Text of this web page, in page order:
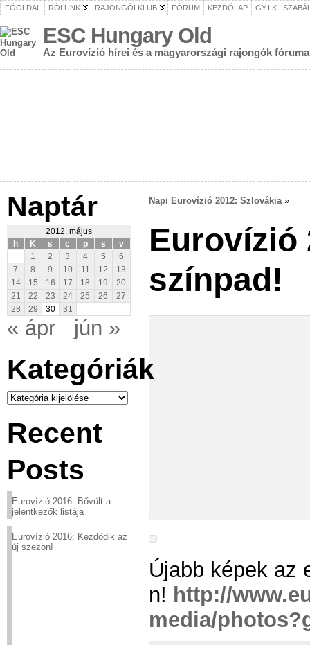
FŐOLDAL RÓLUNK RAJONGÓI KLUB FÓRUM KEZDŐLAP GY.I.K.,
ESC Hungary Old
Az Eurovízió hírei és a magyarországi rajongók fóruma
Naptár
2012. május
h
K s c p s
v
1
2 3 4 5
6
7
8 9 10 11 12
13
14
15 16 17 18 19
20
21
22 23 24 25 26
27
28
29 30 31
« ápr jún »
Kategóriák
Kategóriák
Recent
Posts
Eurovízió 2016: Bővült a
jelentkezők listája
Eurovízió 2016: Kezdődik az
új szezon!
Napi Eurovízió 2012: Szlovákia»
Eurovízió
színpad!
Újabb képek az
n! http://
media/